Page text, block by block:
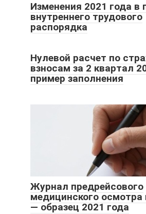
Изменения 2021 года в
внутреннего трудового
распорядка
Нулевой расчет по
взносам за 2 квартал
пример заполнения
Журнал предрейсового
медицинского осмотра
— образец 2021 года